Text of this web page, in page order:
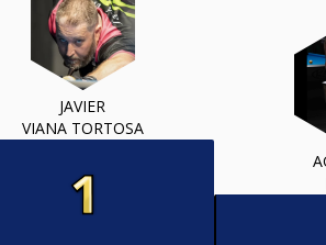
JAVIER
VIANA TORTOSA